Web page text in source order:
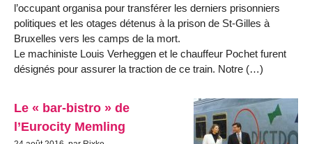
l’occupant organisa pour transférer les derniers prisonniers
politiques et les otages détenus à la prison de St-Gilles à
Bruxelles vers les camps de la mort.
Le machiniste Louis Verheggen et le chauffeur Pochet furent
désignés pour assurer la traction de ce train. Notre (…)
Le « bar-bistro » de
l’Eurocity Memling